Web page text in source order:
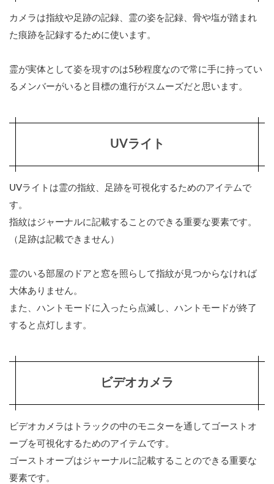
0.7
電
な懐
中電
架
ライタ
ジステ
ィック
0.12
モーシ
マウン
トカメ
ラ
カメラは指紋や足跡の記録、霊の姿を記録、骨や塩が踏まれ
た痕跡を記録するために使います。
霊が実体として姿を現すのは5秒程度なので常に手に持ってい
るメンバーがいると目標の進行がスムーズだと思います。
UVライト
UVライトは霊の指紋、足跡を可視化するためのアイテムで
す。
指紋はジャーナルに記載することのできる重要な要素です。
（足跡は記載できません）
霊のいる部屋のドアと窓を照らして指紋が見つからなければ
大体ありません。
また、ハントモードに入ったら点滅し、ハントモードが終了
すると点灯します。
ビデオカメラ
ビデオカメラはトラックの中のモニターを通してゴーストオ
ーブを可視化するためのアイテムです。
ゴーストオーブはジャーナルに記載することのできる重要な
要素です。